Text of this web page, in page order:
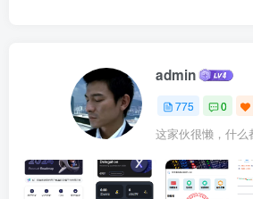
admin
775 0
这家伙很懒，什么